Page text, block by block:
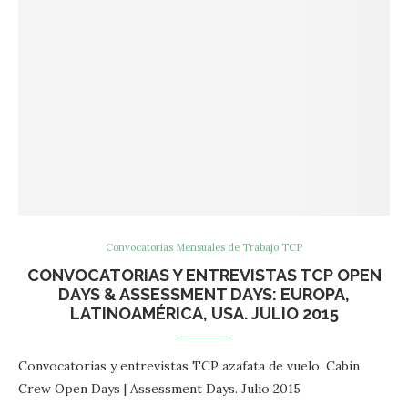
Convocatorias Mensuales de Trabajo TCP
CONVOCATORIAS Y ENTREVISTAS TCP OPEN
DAYS & ASSESSMENT DAYS: EUROPA,
LATINOAMÉRICA, USA. JULIO 2015
Convocatorias y entrevistas TCP azafata de vuelo. Cabin
Crew Open Days | Assessment Days. Julio 2015